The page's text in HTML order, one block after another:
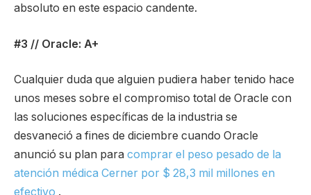
absoluto en este espacio candente.
#3 // Oracle: A+
Cualquier duda que alguien pudiera haber tenido hace
unos meses sobre el compromiso total de Oracle con
las soluciones específicas de la industria se
desvaneció a fines de diciembre cuando Oracle
anunció su plan para comprar el peso pesado de la
atención médica Cerner por $ 28,3 mil millones en
efectivo .